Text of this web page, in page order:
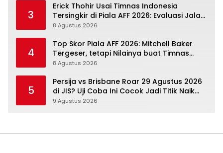
3
Erick Thohir Usai Timnas Indonesia
Tersingkir di Piala AFF 2026: Evaluasi Jalan,
Agenda Berikutnya Sudah Dekat
8 Agustus 2026
4
Top Skor Piala AFF 2026: Mitchell Baker
Tergeser, tetapi Nilainya buat Timnas
Indonesia Justru Naik
8 Agustus 2026
5
Persija vs Brisbane Roar 29 Agustus 2026
di JIS? Uji Coba Ini Cocok Jadi Titik Naik
Macan Kemayoran
9 Agustus 2026